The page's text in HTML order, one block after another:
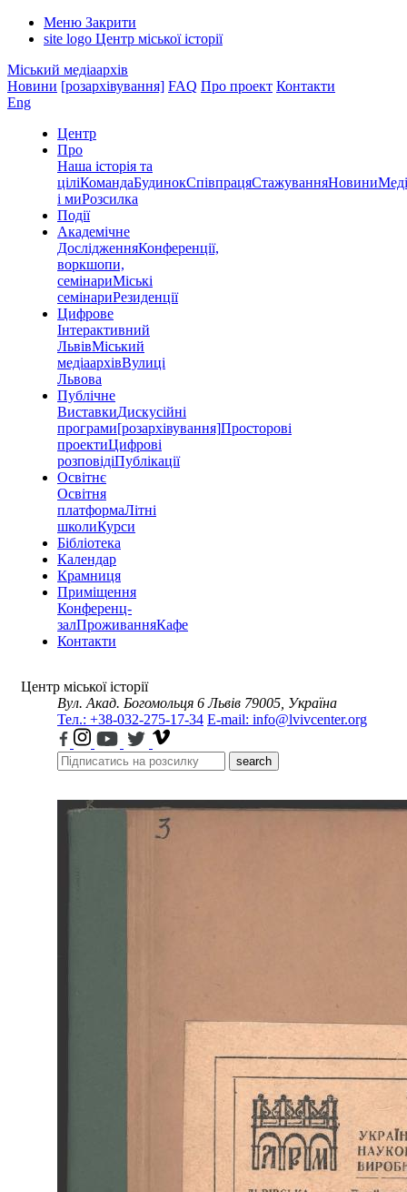
Меню Закрити
site logo Центр міської історії
Міський медіаархів
Новини [розархівування] FAQ Про проект Контакти
Eng
Центр
Про
Наша історія та
ціліКомандаБудинокСпівпрацяСтажуванняНовини
і миРозсилка
Події
Академічне
ДослідженняКонференції,
воркшопи,
семінариМіські
семінариРезиденції
Цифрове
Інтерактивний
ЛьвівМіський
медіаархівВулиці
Львова
Публічне
ВиставкиДискусійні
програми[розархівування]Просторові
проектиЦифрові
розповідіПублікації
Освітнє
Освітня
платформаЛітні
школиКурси
Бібліотека
Календар
Крамниця
Приміщення
Конференц-
залПроживанняКафе
Контакти
Центр міської історії
Вул. Акад. Богомольця 6 Львів 79005, Україна
Тел.: +38-032-275-17-34 E-mail: info@lvivcenter.org
search